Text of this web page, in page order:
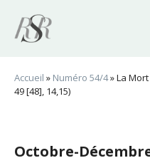
contenu
Accueil » Numéro 54/4»La
49 [48], 14,15)
Octobre-